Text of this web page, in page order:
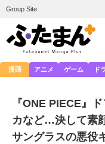
Group Site
漫画 アニメ ゲーム ド
『ONE PIECE』
カなど…決して素
サングラスの悪役